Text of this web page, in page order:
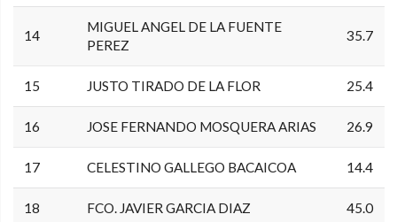
14
MIGUEL ANGEL DE LA FUENTE
PEREZ
35.7
15 JUSTO TIRADO DE LA FLOR 25.4
16 JOSE FERNANDO MOSQUERA ARIAS 26.9
17 CELESTINO GALLEGO BACAICOA 14.4
18 FCO. JAVIER GARCIA DIAZ 45.0